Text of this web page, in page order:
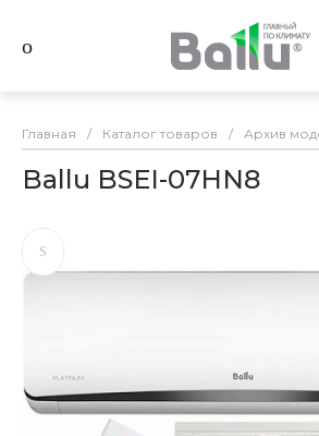
Главная / Каталог товаров / Архив
Ballu BSEI-07HN8